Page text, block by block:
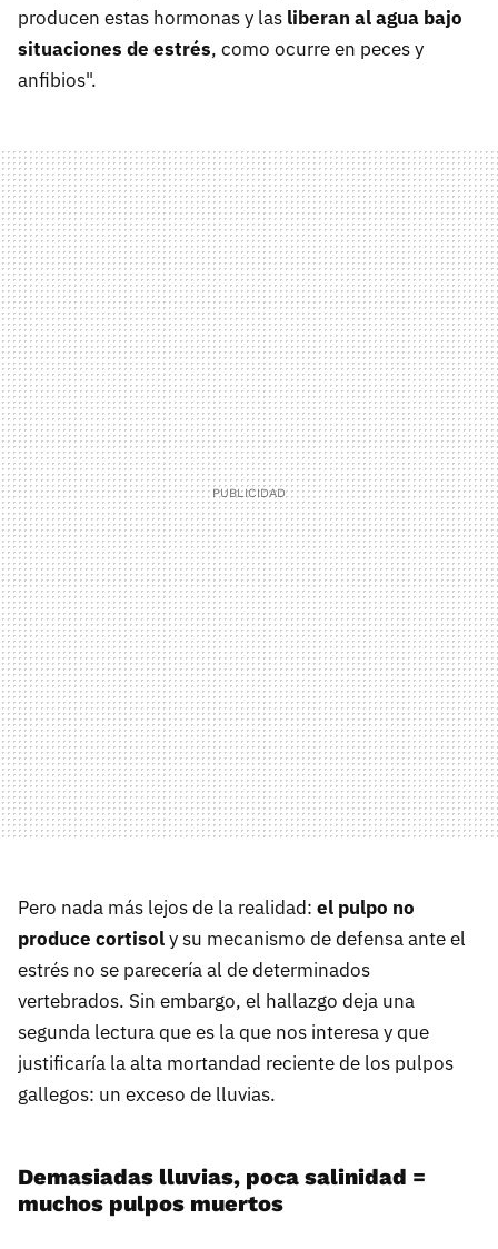
producen estas hormonas y las liberan al agua bajo
situaciones de estrés, como ocurre en peces y
anfibios".
Pero nada más lejos de la realidad: el pulpo no
produce cortisoly su mecanismo de defensa ante el
estrés no se parecería al de determinados
vertebrados. Sin embargo, el hallazgo deja una
segunda lectura que es la que nos interesa y que
justificaría la alta mortandad reciente de los pulpos
gallegos: un exceso de lluvias.
Demasiadas lluvias, poca salinidad =
muchos pulpos muertos